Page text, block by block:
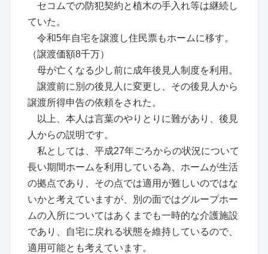
セコムでの防犯契約と植木の手入れ等は継続し
ていた。
令和5年自宅を譲渡し住民票もホームに移す。
（譲渡価額8千万）
母が亡くなる少し前に成年後見人制度を利用。
譲渡前に別の後見人に変更し、その後見人から
譲渡所得申告の依頼をされた。
以上、本人は言葉のやりとりに難があり、後見
人からの説明です。
私としては、平成27年ごろからの状況について
長い期間ホームを利用している為、ホームが生活
の拠点であり、その点では適用が難しいのではな
いかと考えていますが、別の面ではグループホー
ムの入所についてはあくまでも一時的な介護施設
であり、自宅に戻れる状態を維持しているので、
適用可能とも考えています。